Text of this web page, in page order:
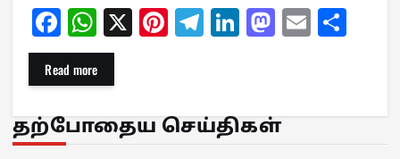
Fa
ce
bo
ok
W
ha
ts
A
pp
X Pi
nt
es
t
Te
le
a
m
Li
nk
In
M
as
do
n
E
m
Sh
Read more
தற்போதைய செய்திகள்